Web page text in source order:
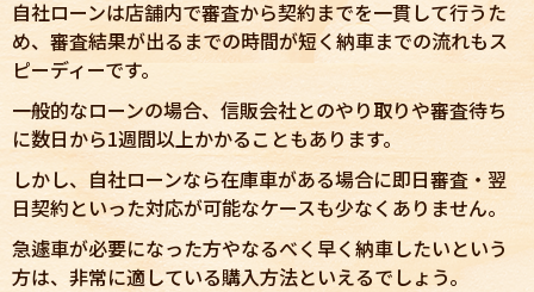
自社ローンは店舗内で審査から契約までを一貫して行うた
め、審査結果が出るまでの時間が短く納車までの流れもス
ピーディーです。
一般的なローンの場合、信販会社とのやり取りや審査待ち
に数日から1週間以上かかることもあります。
しかし、自社ローンなら在庫車がある場合に即日審査・翌
日契約といった対応が可能なケースも少なくありません。
急遽車が必要になった方やなるべく早く納車したいという
方は、非常に適している購入方法といえるでしょう。